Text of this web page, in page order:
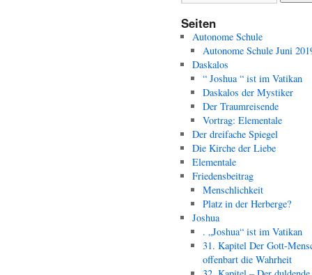
Seiten
Autonome Schule
Autonome Schule Juni
Daskalos
“ Joshua “ ist im Vatikan
Daskalos der Mystiker
Der Traumreisende
Vortrag: Elementale
Der dreifache Spiegel
Die Kirche der Liebe
Elementale
Friedensbeitrag
Menschlichkeit
Platz in der Herberge?
Joshua
. „Joshua“ ist im Vatikan
31. Kapitel Der Gott-
offenbart die Wahrheit